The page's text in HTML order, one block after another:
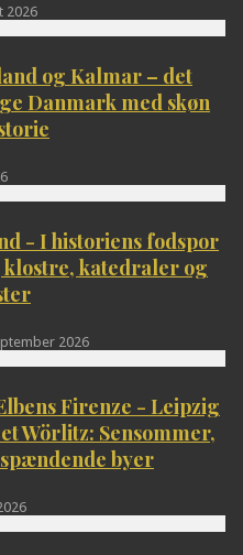
2026
og Kalmar – det
Danmark med skøn
- I historiens fodspor
katedraler og
2026
Firenze - Leipzig
Wörlitz: Sensommer,
byer